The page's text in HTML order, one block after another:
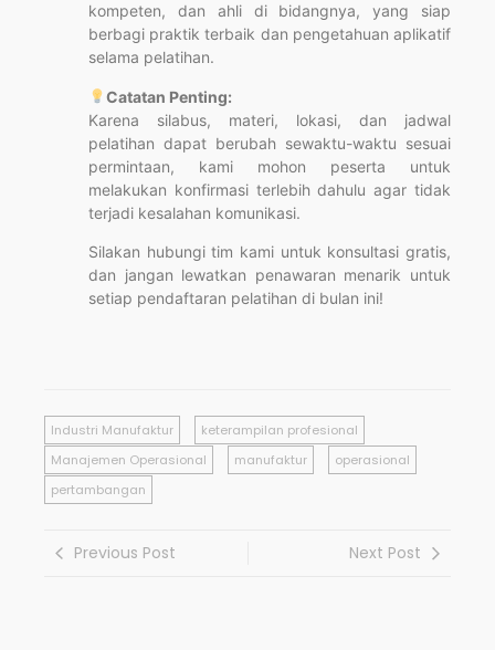
kompeten, dan ahli di bidangnya, yang siap
berbagi praktik terbaik dan pengetahuan aplikatif
selama pelatihan.
Catatan Penting:
Karena silabus, materi, lokasi, dan jadwal
pelatihan dapat berubah sewaktu-waktu sesuai
permintaan, kami mohon peserta untuk
melakukan konfirmasi terlebih dahulu agar tidak
terjadi kesalahan komunikasi.
Silakan hubungi tim kami untuk konsultasi gratis,
dan jangan lewatkan penawaran menarik untuk
setiap pendaftaran pelatihan di bulan ini!
Industri Manufaktur
keterampilan profesional
Manajemen Operasional
manufaktur
operasional
pertambangan
Previous Post Next Post